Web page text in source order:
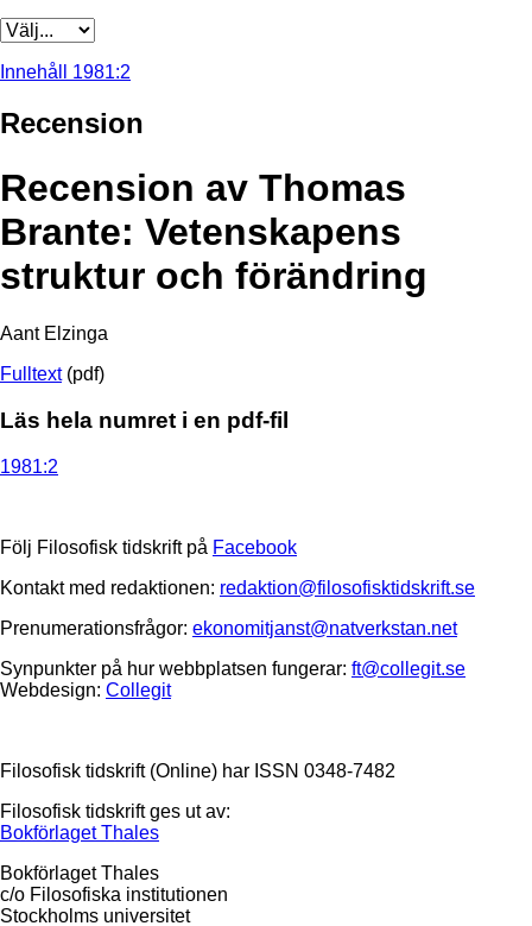
Innehåll 1981:2
Recension
Recension av Thomas
Brante: Vetenskapens
struktur och förändring
Aant Elzinga
Fulltext(pdf)
Läs hela numret i en pdf-fil
1981:2
Följ Filosofisk tidskrift på Facebook
Kontakt med redaktionen: redaktion@filosofisktidskrift.se
Prenumerationsfrågor: ekonomitjanst@natverkstan.net
Synpunkter på hur webbplatsen fungerar: ft@collegit.se
Webdesign: Collegit
Filosofisk tidskrift (Online) har ISSN 0348-7482
Filosofisk tidskrift ges ut av:
Bokförlaget Thales
Bokförlaget Thales
c/o Filosofiska institutionen
Stockholms universitet